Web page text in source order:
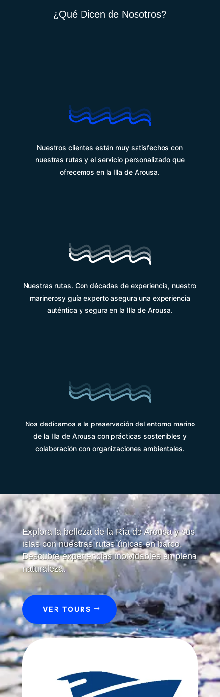
¿Qué Dicen de Nosotros?
Nuestros clientes están muy satisfechos con
nuestras rutas y el servicio personalizado que
ofrecemos en la Illa de Arousa.
Nuestras rutas. Con décadas de experiencia, nuestro
marinerosy guía experto asegura una experiencia
auténtica y segura en la Illa de Arousa.
Nos dedicamos a la preservación del entorno marino
de la Illa de Arousa con prácticas sostenibles y
colaboración con organizaciones ambientales.
Explora la belleza de la Ría de Arousa y sus
islas con nuestras rutas únicas en barco.
Descubre experiencias inolvidables en plena
naturaleza.
VER TOURS